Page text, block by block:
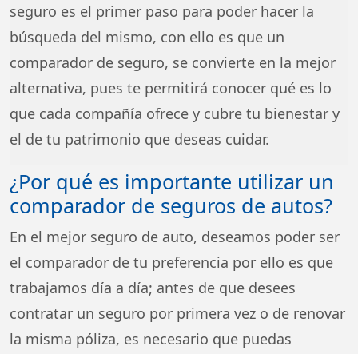
seguro es el primer paso para poder hacer la
búsqueda del mismo, con ello es que un
comparador de seguro, se convierte en la mejor
alternativa, pues te permitirá conocer qué es lo
que cada compañía ofrece y cubre tu bienestar y
el de tu patrimonio que deseas cuidar.
¿Por qué es importante utilizar un
comparador de seguros de autos?
En el mejor seguro de auto, deseamos poder ser
el comparador de tu preferencia por ello es que
trabajamos día a día; antes de que desees
contratar un seguro por primera vez o de renovar
la misma póliza, es necesario que puedas